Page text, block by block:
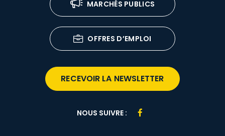
MARCHÉS PUBLICS
OFFRES D’EMPLOI
RECEVOIR LA NEWSLETTER
NOUS SUIVRE :